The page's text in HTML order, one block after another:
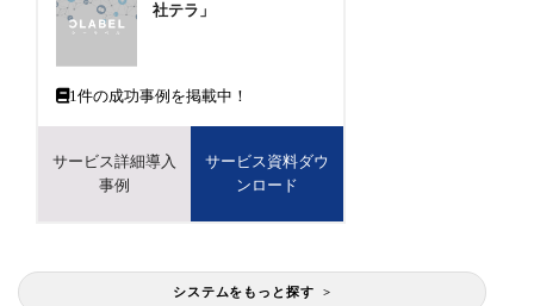
社テラ」
1件の成功事例を掲載中！
サービス詳細導入
事例
サービス資料ダウ
ンロード
システムをもっと探す >